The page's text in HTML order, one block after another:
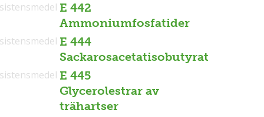
E 442
Ammoniumfosfatider
E 444
Sackarosacetatisobutyrat
E 445
Glycerolestrar av
trähartser